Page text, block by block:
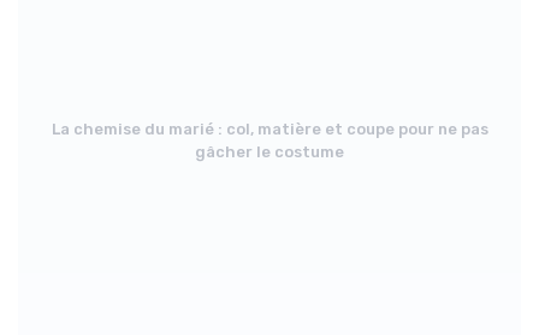
La chemise du marié : col, matière et coupe pour ne pas
gâcher le costume